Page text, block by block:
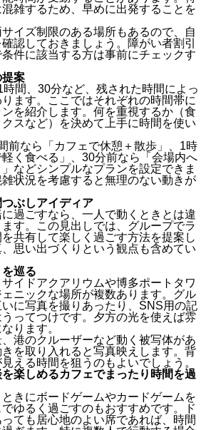
雑するため、早めに出発することを
イズ制限のある場所もあるので、自
認しておきましょう。障がい者割引
件に該当する方は事前にチェックす
提案
間、30分など、残された時間によっ
ます。ここではそれぞれの時間帯に
を紹介します。何を重視するか（食
スなど）を決めて上手に時間を使い
前なら「カフェで休憩＋散歩」、1時
く食べる」、30分前なら「会場内へ
などシンプルなプランを設定できま
状況を考慮すると無理のない動きが
ぶしアイディア
過ごすなら、一人で動くときとは違
す。この見出しでは、グループでラ
共有して楽しく過ごす方法を提案し
思い出づくりという観点も含めてい
巡る
イドアクアリウムや博多ポートタワ
ニックな場所が複数あります。グル
に写真を撮りあったり、SNS用の記
ってつけです。夕方の光を使えば雰
ります。
港のクルーザーなど動く被写体があ
を取り入れると写真映えします。背
える時間を狙うのもよいでしょう。
楽しめるカフェでまったり時間を過
きにボードゲームやカードゲームを
ゆるく過ごすのもおすすめです。ド
ても居心地のよい席であれば、時間